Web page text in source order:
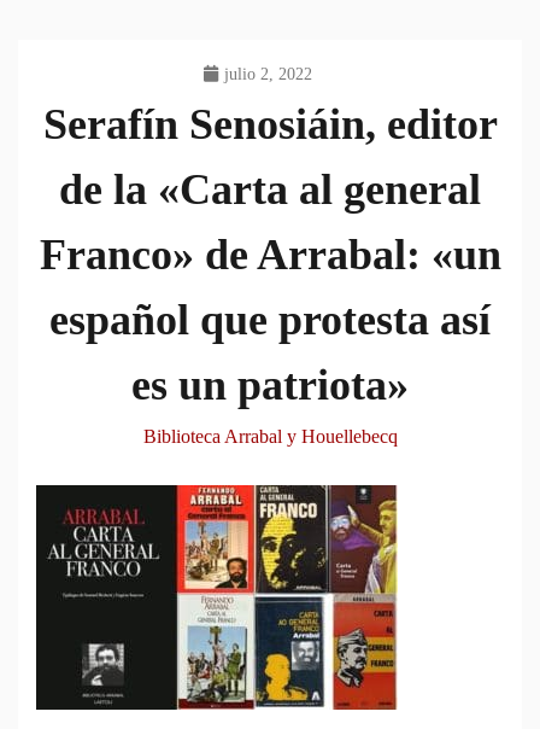
julio 2, 2022
Serafín Senosiáin, editor
de la «Carta al general
Franco» de Arrabal: «un
español que protesta así
es un patriota»
Biblioteca Arrabal y Houellebecq